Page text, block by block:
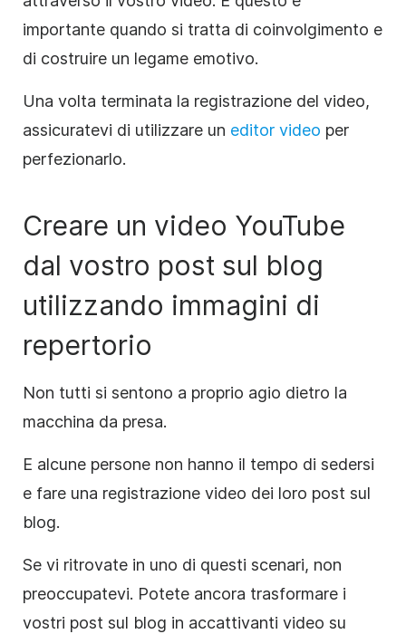
importante quando si tratta di coinvolgimento e
di costruire un legame emotivo.
Una volta terminata la registrazione del video,
assicuratevi di utilizzare un editor video per
perfezionarlo.
Creare un video YouTube
dal vostro post sul blog
utilizzando immagini di
repertorio
Non tutti si sentono a proprio agio dietro la
macchina da presa.
E alcune persone non hanno il tempo di sedersi
e fare una registrazione video dei loro post sul
blog.
Se vi ritrovate in uno di questi scenari, non
preoccupatevi. Potete ancora trasformare i
vostri post sul blog in accattivanti video su